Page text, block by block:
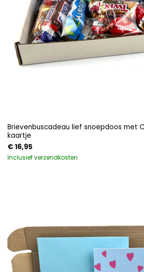
Brievenbuscadeau lief snoepdoos met
kaartje
€16,95
Inclusief verzendkosten